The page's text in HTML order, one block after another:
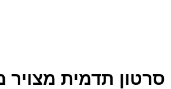
סרטון תדמית